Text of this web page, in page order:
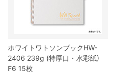
ホワイトワトソンブックHW-
2406 239g (特厚口・水彩紙)
F6 15枚